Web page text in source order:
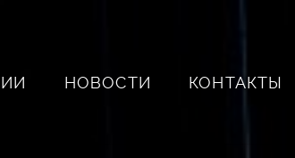
НОВОСТИ КОНТАКТЫ